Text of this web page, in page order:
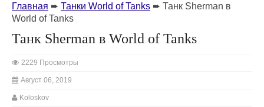
Главная ➨ Танки World of Tanks ➨ Танк Sherman в
World of Tanks
Танк Sherman в World of Tanks
2229 Просмотры
Август 06, 2019
Koloskov